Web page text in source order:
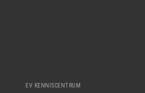
EV KENNISCENTRUM